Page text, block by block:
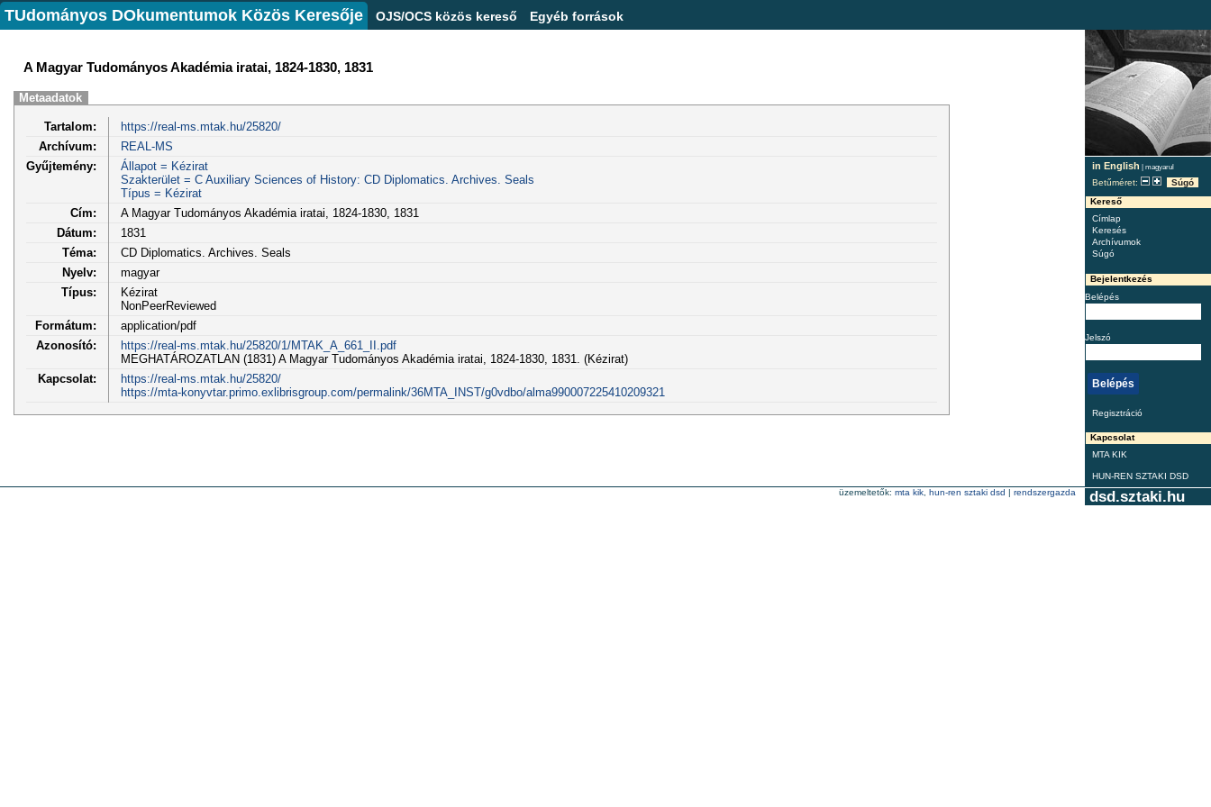
TUdományos DOkumentumok Közös Keresője OJS/OCS közös kereső Egyéb források
in English | magyarul
Betűméret:
Súgó
Kereső
Címlap
Keresés
Archívumok
Súgó
Bejelentkezés
Belépés
Jelszó
Regisztráció
Kapcsolat
MTA KIK
HUN-REN SZTAKI DSD
A Magyar Tudományos Akadémia iratai, 1824-1830, 1831
Metaadatok
Tartalom:
https://real-ms.mtak.hu/25820/
Archívum:
REAL-MS
Gyűjtemény:
Állapot = Kézirat
Szakterület = C Auxiliary Sciences of History: CD Diplomatics. Archives. Seals
Típus = Kézirat
Cím:
A Magyar Tudományos Akadémia iratai, 1824-1830, 1831
Dátum:
1831
Téma:
CD Diplomatics. Archives. Seals
Nyelv:
magyar
Típus:
Kézirat
NonPeerReviewed
Formátum:
application/pdf
Azonosító:
https://real-ms.mtak.hu/25820/1/MTAK_A_661_II.pdf
MEGHATÁROZATLAN (1831) A Magyar Tudományos Akadémia iratai, 1824-1830, 1831. (Kézirat)
Kapcsolat:
https://real-ms.mtak.hu/25820/
https://mta-konyvtar.primo.exlibrisgroup.com/permalink/36MTA_INST/g0vdbo/alma990007225410209321
dsd.sztaki.hu
üzemeltetők: mta kik hun-ren sztaki dsd | rendszergazda